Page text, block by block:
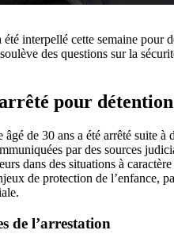
été interpellé cette semaine pour
des questions sur la
pour
de 30 ans a été arrêté suite
par des sources
dans des situations à
de protection de l’enfance,
de l’arrestation